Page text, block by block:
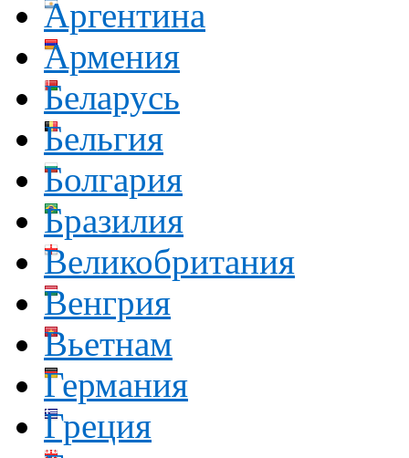
Аргентина
Армения
Беларусь
Бельгия
Болгария
Бразилия
Великобритания
Венгрия
Вьетнам
Германия
Греция